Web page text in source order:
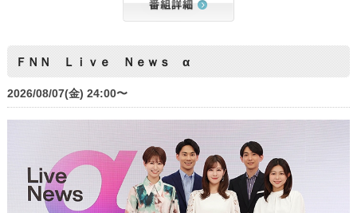
ＦＮＮ Ｌｉｖｅ Ｎｅｗｓ α
2026/08/07(金) 24:00〜